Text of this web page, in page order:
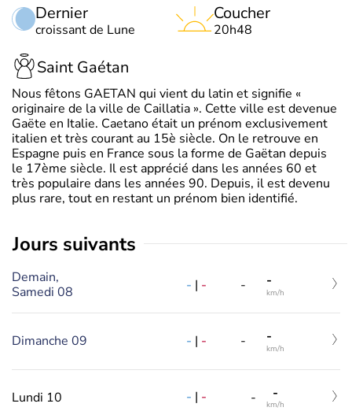
Dernier
croissant de Lune
Coucher
20h48
Saint Gaétan
Nous fêtons GAETAN qui vient du latin et signifie «
originaire de la ville de Caillatia ». Cette ville est devenue
Gaëte en Italie. Caetano était un prénom exclusivement
italien et très courant au 15è siècle. On le retrouve en
Espagne puis en France sous la forme de Gaëtan depuis
le 17ème siècle. Il est apprécié dans les années 60 et
très populaire dans les années 90. Depuis, il est devenu
plus rare, tout en restant un prénom bien identifié.
jours suivants
Demain,
Samedi 08
- | - - -
km/h
Dimanche 09 - | - - -
km/h
Lundi 10 - | - - -
km/h